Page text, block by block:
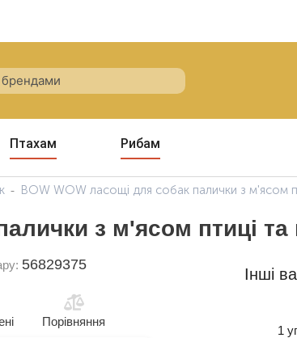
Птахам Рибам
BOW WOW ласощі для собак палички з м'ясом
з м'ясом птиці
56829375
Порівняння
Інші
1